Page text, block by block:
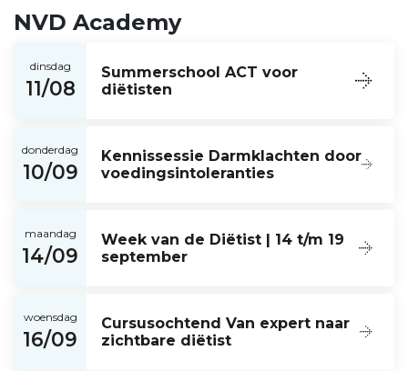
NVD Academy
dinsdag
11/08
Summerschool ACT voor
diëtisten
donderdag
10/09
Kennissessie Darmklachten door
voedingsintoleranties
maandag
14/09
Week van de Diëtist | 14 t/m 19
september
woensdag
16/09
Cursusochtend Van expert naar
zichtbare diëtist